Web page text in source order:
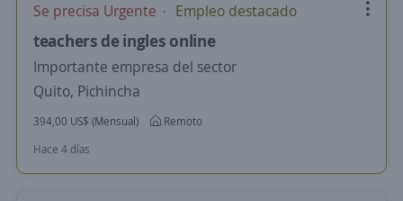
Se precisa Urgente Empleo destacado
teachers de ingles online
Importante empresa del sector
Quito, Pichincha
394,00 US$ (Mensual)
Remoto
Hace 4 días